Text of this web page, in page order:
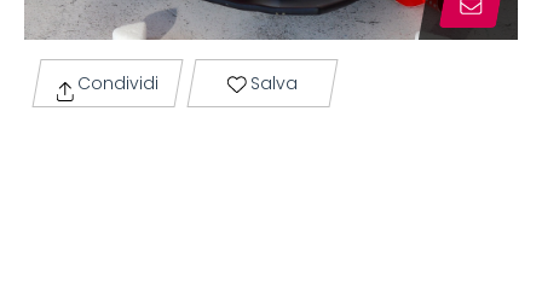
Condividi Salva